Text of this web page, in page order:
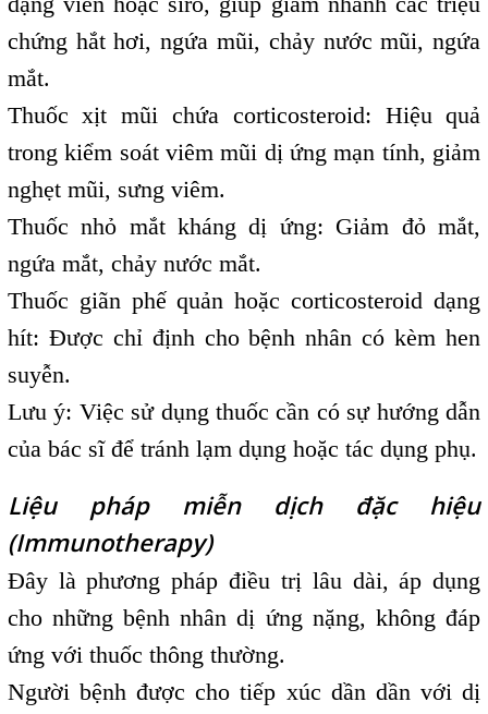
chứng hắt hơi, ngứa mũi, chảy nước mũi, ngứa
mắt.
Thuốc xịt mũi chứa corticosteroid: Hiệu quả
trong kiểm soát viêm mũi dị ứng mạn tính, giảm
nghẹt mũi, sưng viêm.
Thuốc nhỏ mắt kháng dị ứng: Giảm đỏ mắt,
ngứa mắt, chảy nước mắt.
Thuốc giãn phế quản hoặc corticosteroid dạng
hít: Được chỉ định cho bệnh nhân có kèm hen
suyễn.
Lưu ý: Việc sử dụng thuốc cần có sự hướng dẫn
của bác sĩ để tránh lạm dụng hoặc tác dụng phụ.
Liệu pháp miễn dịch đặc hiệu
(Immunotherapy)
Đây là phương pháp điều trị lâu dài, áp dụng
cho những bệnh nhân dị ứng nặng, không đáp
ứng với thuốc thông thường.
Người bệnh được cho tiếp xúc dần dần với dị